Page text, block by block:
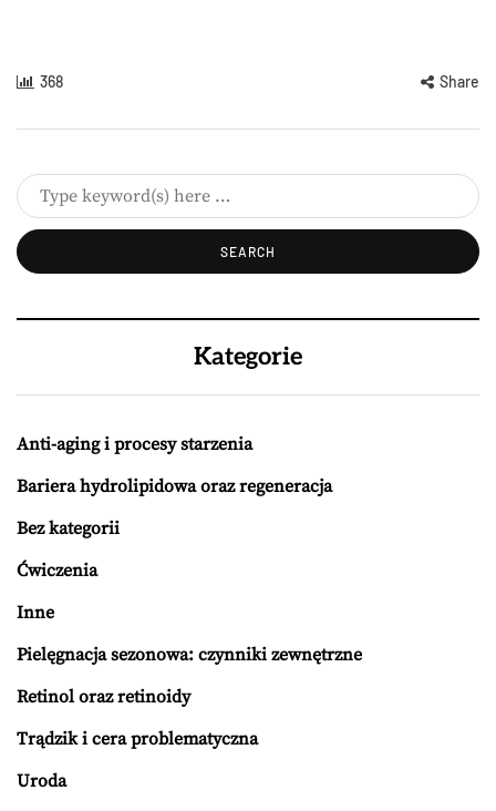
368 Share
Kategorie
Anti-aging i procesy starzenia
Bariera hydrolipidowa oraz regeneracja
Bez kategorii
Ćwiczenia
Inne
Pielęgnacja sezonowa: czynniki zewnętrzne
Retinol oraz retinoidy
Trądzik i cera problematyczna
Uroda